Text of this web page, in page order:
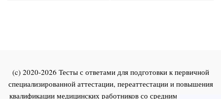
(c) 2020-2026 Тесты с ответами для подготовки к первичной
специализированной аттестации, переаттестации и повышения
квалификации медицинских работников со средним и высшим